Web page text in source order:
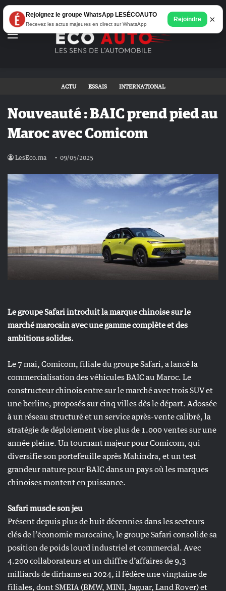
Menu
ACTU ESSAIS INTERNATIONAL
Nouveauté : BAIC prend pied au
Maroc avec Comicom
LesEco.ma 09/05/2025
Le groupe Safari introduit la marque chinoise sur le
marché marocain avec une gamme complète et des
ambitions solides.
Le 7 mai, Comicom, filiale du groupe Safari, a lancé la
commercialisation des véhicules BAIC au Maroc. Le
constructeur chinois entre sur le marché avec trois SUV et
une berline, proposés sur cinq villes dès le départ. Adossée
à un réseau structuré et un service après-vente calibré, la
stratégie de déploiement vise plus de 1.000 ventes sur une
année pleine. Un tournant majeur pour Comicom, qui
diversifie son portefeuille après Mahindra, et un test
grandeur nature pour BAIC dans un pays où les marques
chinoises montent en puissance.
Safari muscle son jeu
Présent depuis plus de huit décennies dans les secteurs
clés de l’économie marocaine, le groupe Safari consolide sa
position de poids lourd industriel et commercial. Avec
4.200 collaborateurs et un chiffre d’affaires de 9,3
milliards de dirhams en 2024, il fédère une vingtaine de
filiales, dont SMEIA (BMW, MINI, Jaguar, Land Rover) et
Rejoignez le groupe WhatsApp LESÉCOAUTO
Recevez les actus majeures en direct sur WhatsApp
Rejoindre ×